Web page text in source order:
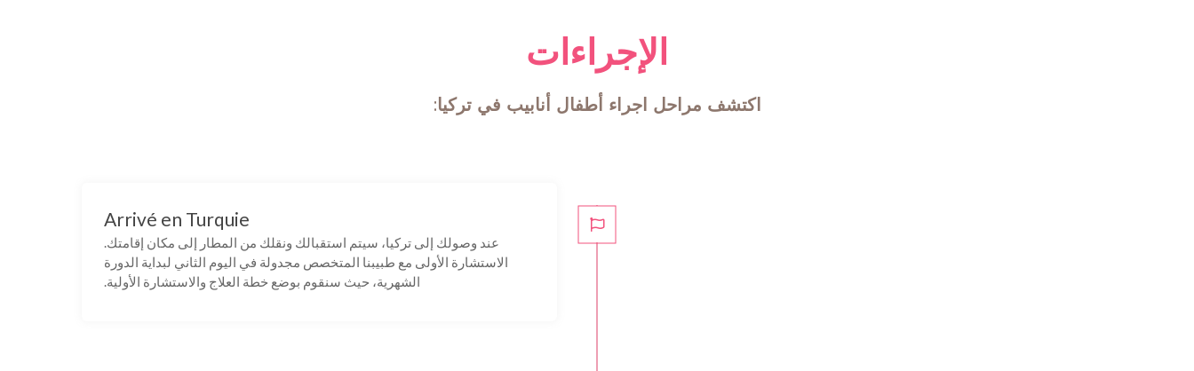
الإجراءات
اكتشف مراحل اجراء أطفال أنابيب في تركيا:
Arrivé en Turquie
عند وصولك إلى تركيا، سيتم استقبالك ونقلك من المطار إلى مكان إقامتك.
الاستشارة الأولى مع طبيبنا المتخصص مجدولة في اليوم الثاني لبداية الدورة
الشهرية، حيث سنقوم بوضع خطة العلاج والاستشارة الأولية.